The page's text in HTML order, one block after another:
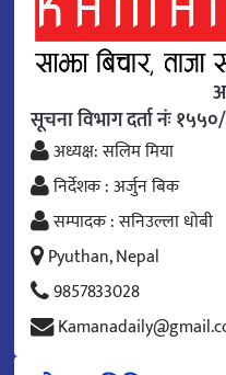
सूचना विभाग दर्ता नंः
अध्यक्ष: सलिम मिया
निर्देशक : अर्जुन बिक
सम्पादक : सनिउल्ला धोबी
Pyuthan, Nepal
9857833028